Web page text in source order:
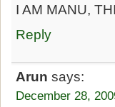
I AM MANU,
Reply
Arun says:
December 28,